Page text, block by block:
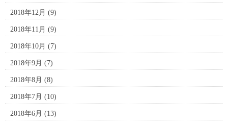
2018年12月 (9)
2018年11月 (9)
2018年10月 (7)
2018年9月 (7)
2018年8月 (8)
2018年7月 (10)
2018年6月 (13)